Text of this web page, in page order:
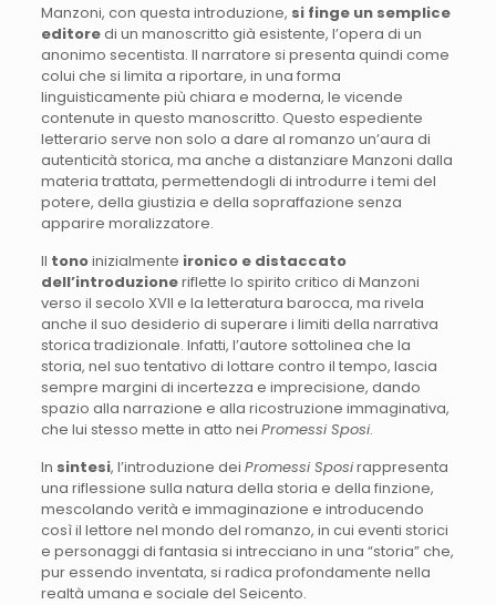
Manzoni, con questa introduzione, si finge un semplice
editoredi un manoscritto già esistente, l’opera di un
anonimo secentista. Il narratore si presenta quindi come
colui che si limita a riportare, in una forma
linguisticamente più chiara e moderna, le vicende
contenute in questo manoscritto. Questo espediente
letterario serve non solo a dare al romanzo un’aura di
autenticità storica, ma anche a distanziare Manzoni dalla
materia trattata, permettendogli di introdurre i temi del
potere, della giustizia e della sopraffazione senza
apparire moralizzatore.
Il tonoinizialmente ironico e distaccato
dell’introduzioneriflette lo spirito critico di Manzoni
verso il secolo XVII e la letteratura barocca, ma rivela
anche il suo desiderio di superare i limiti della narrativa
storica tradizionale. Infatti, l’autore sottolinea che la
storia, nel suo tentativo di lottare contro il tempo, lascia
sempre margini di incertezza e imprecisione, dando
spazio alla narrazione e alla ricostruzione immaginativa,
che lui stesso mette in atto nei Promessi Sposi.
In sintesi, l’introduzione dei Promessi Sposirappresenta
una riflessione sulla natura della storia e della finzione,
mescolando verità e immaginazione e introducendo
così il lettore nel mondo del romanzo, in cui eventi storici
e personaggi di fantasia si intrecciano in una “storia” che,
pur essendo inventata, si radica profondamente nella
realtà umana e sociale del Seicento.